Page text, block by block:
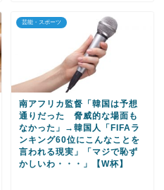
芸能・スポーツ
南アフリカ監督「韓国は予想
通りだった 脅威的な場面も
なかった」→韓国人「FIFAラ
ンキング60位にこんなことを
言われる現実」「マジで恥ず
かしいわ・・・」【W杯】